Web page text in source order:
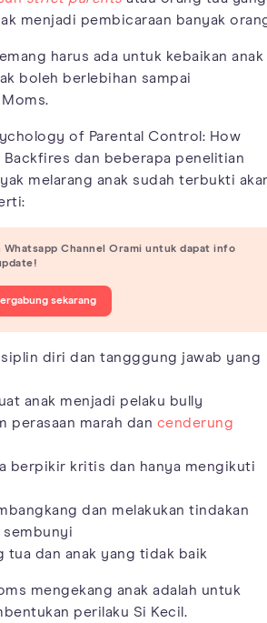
menjadi pembicaraan banyak
harus ada untuk kebaikan anak
boleh berlebihan sampai
of Parental Control: How
Backfires dan beberapa penelitian
melarang anak sudah terbukti
Whatsapp Channel Orami untuk dapat info
sekarang
diri dan tangggung jawab yang
anak menjadi pelaku bully
perasaan marah dan cenderung
berpikir kritis dan hanya mengikuti
dan melakukan tindakan
sembunyi
tua dan anak yang tidak baik
mengekang anak adalah untuk
perilaku Si Kecil.